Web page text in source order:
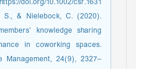
S., & Nielebock, C. (2020).
knowledge sharing
in coworking spaces.
Management, 24(9), 2327–